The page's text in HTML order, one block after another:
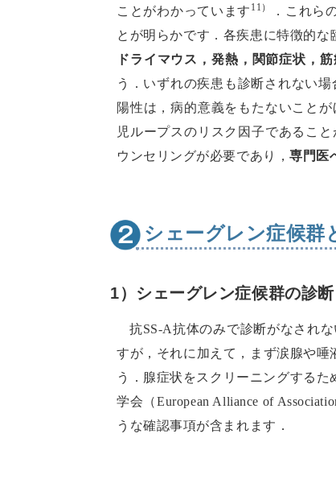
ことがわかっています 11）
．これら
とが明らかです．各疾患に特徴的
ドライマウス，発熱，関節症状，
う．いずれの疾患も診断されない
陽性は，病的意義をもたないこと
児ループスのリスク因子であるこ
ウンセリングが必要であり，専門医
シェーグレン症候群
1）シェーグレン症候群の診断
抗SS-A抗体のみで診断がなされ
すが，それに加えて，まず涙腺や唾
う．腺症状をスクリーニングするた
学会（European Alliance of
うな確認事項が含まれます．